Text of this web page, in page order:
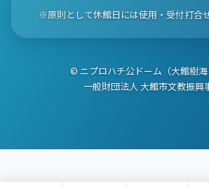
※原則として休館日には使用・受付打合
© ニプロハチ公ドーム（大館樹海
一般財団法人 大館市文教振興